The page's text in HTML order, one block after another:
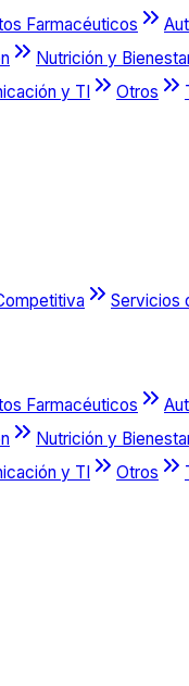
Farmacéuticos
Nutrición y
y TI Otros
Servicios
Farmacéuticos
Nutrición y
y TI Otros